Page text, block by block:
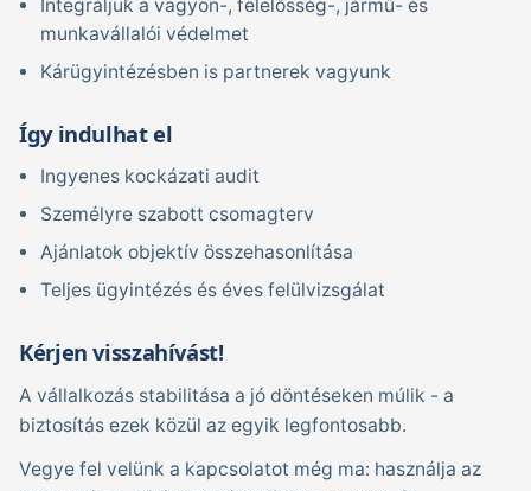
Integráljuk a vagyon-, felelősség-, jármű- és
munkavállalói védelmet
Kárügyintézésben is partnerek vagyunk
Így indulhat el
Ingyenes kockázati audit
Személyre szabott csomagterv
Ajánlatok objektív összehasonlítása
Teljes ügyintézés és éves felülvizsgálat
Kérjen visszahívást!
A vállalkozás stabilitása a jó döntéseken múlik - a
biztosítás ezek közül az egyik legfontosabb.
Vegye fel velünk a kapcsolatot még ma: használja az